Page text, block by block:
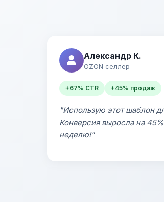
Александр К.
OZON селлер
+67% CTR +45% продаж
"Использую этот шаблон
Конверсия выросла на
неделю!"